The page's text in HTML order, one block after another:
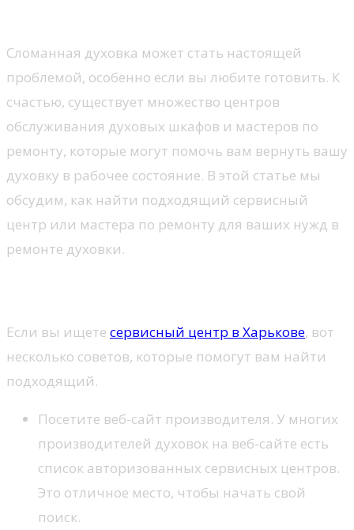
Сломанная духовка может стать настоящей
проблемой, особенно если вы любите готовить. К
счастью, существует множество центров
обслуживания духовых шкафов и мастеров по
ремонту, которые могут помочь вам вернуть вашу
духовку в рабочее состояние. В этой статье мы
обсудим, как найти подходящий сервисный
центр или мастера по ремонту для ваших нужд в
ремонте духовки.
Если вы ищете сервисный центр в Харькове, вот
несколько советов, которые помогут вам найти
подходящий.
Посетите веб-сайт производителя. У многих
производителей духовок на веб-сайте есть
список авторизованных сервисных центров.
Это отличное место, чтобы начать свой
поиск.